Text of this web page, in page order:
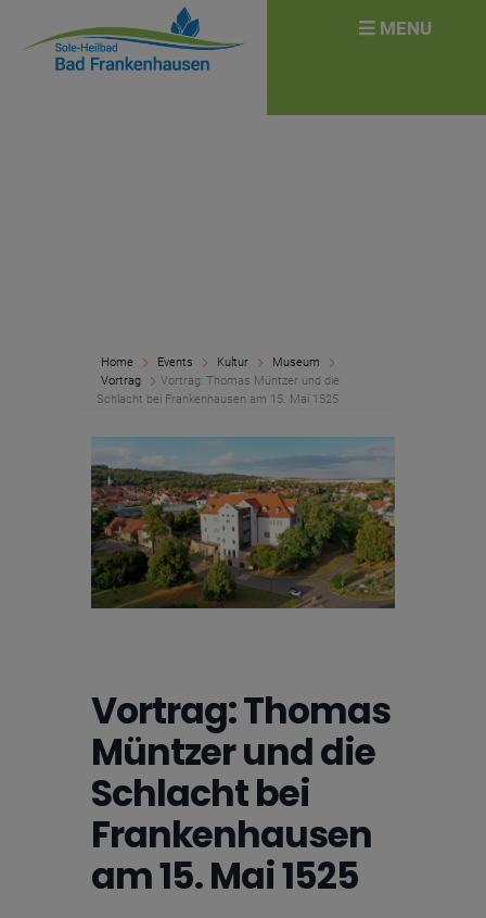
Home Events Kultur
Museum
Vortrag
Vortrag: Thomas Müntzer und die
Schlacht bei Frankenhausen am 15. Mai 1525
Vortrag: Thomas
Müntzer und die
Schlacht bei
Frankenhausen
am 15. Mai 1525
for: